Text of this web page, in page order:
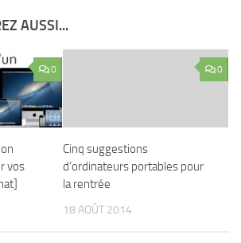
AUSSI...
0
vos
0
Cinq suggestions
d’ordinateurs portables pour
la rentrée
18 AOÛT 2014